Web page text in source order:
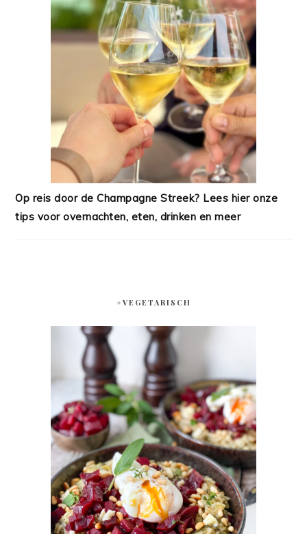
Op reis door de Champagne Streek? Lees hier onze
tips voor overnachten, eten, drinken en meer
#VEGETARISCH